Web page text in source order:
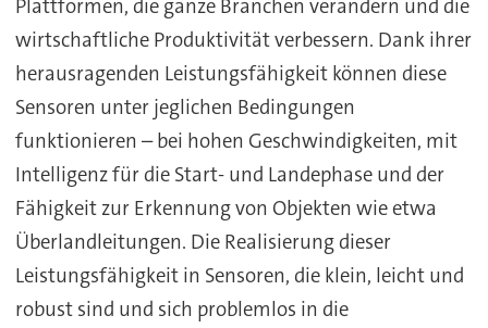
Plattformen, die ganze Branchen verändern und die
wirtschaftliche Produktivität verbessern. Dank ihrer
herausragenden Leistungsfähigkeit können diese
Sensoren unter jeglichen Bedingungen
funktionieren – bei hohen Geschwindigkeiten, mit
Intelligenz für die Start- und Landephase und der
Fähigkeit zur Erkennung von Objekten wie etwa
Überlandleitungen. Die Realisierung dieser
Leistungsfähigkeit in Sensoren, die klein, leicht und
robust sind und sich problemlos in die